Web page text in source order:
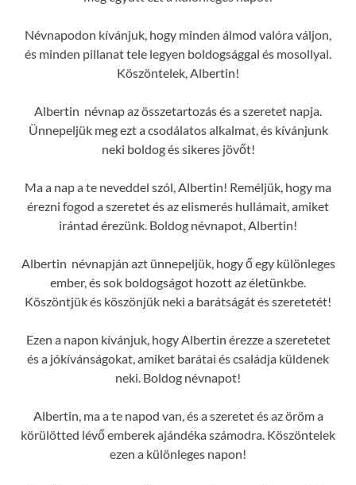
Névnapodon kívánjuk, hogy minden álmod valóra váljon,
és minden pillanat tele legyen boldogsággal és mosollyal.
Köszöntelek, Albertin!
Albertin névnap az összetartozás és a szeretet napja.
Ünnepeljük meg ezt a csodálatos alkalmat, és kívánjunk
neki boldog és sikeres jövőt!
Ma a nap a te neveddel szól, Albertin! Reméljük, hogy ma
érezni fogod a szeretet és az elismerés hullámait, amiket
irántad érezünk. Boldog névnapot, Albertin!
Albertin névnapján azt ünnepeljük, hogy ő egy különleges
ember, és sok boldogságot hozott az életünkbe.
Köszöntjük és köszönjük neki a barátságát és szeretetét!
Ezen a napon kívánjuk, hogy Albertin érezze a szeretetet
és a jókívánságokat, amiket barátai és családja küldenek
neki. Boldog névnapot!
Albertin, ma a te napod van, és a szeretet és az öröm a
körülötted lévő emberek ajándéka számodra. Köszöntelek
ezen a különleges napon!